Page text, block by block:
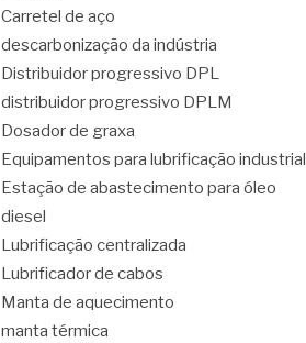
Carretel de aço
descarbonização da indústria
Distribuidor progressivo DPL
distribuidor progressivo DPLM
Dosador de graxa
Equipamentos para lubrificação industrial
Estação de abastecimento para óleo
diesel
Lubrificação centralizada
Lubrificador de cabos
Manta de aquecimento
manta térmica